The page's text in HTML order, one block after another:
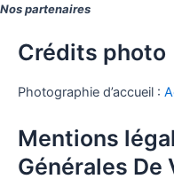
Nos partenaires
Crédits photo
Photographie d’accueil :
Mentions
Générales De